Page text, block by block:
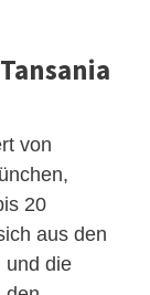
von
20
aus den
und die